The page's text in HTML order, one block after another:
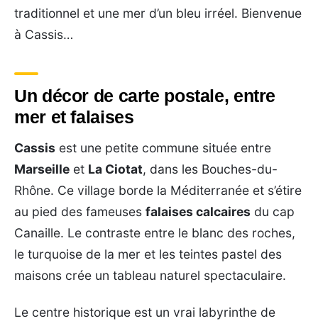
traditionnel et une mer d’un bleu irréel. Bienvenue
à Cassis…
Un décor de carte postale, entre
mer et falaises
Cassis est une petite commune située entre
Marseille et La Ciotat, dans les Bouches-du-
Rhône. Ce village borde la Méditerranée et s’étire
au pied des fameuses falaises calcaires du cap
Canaille. Le contraste entre le blanc des roches,
le turquoise de la mer et les teintes pastel des
maisons crée un tableau naturel spectaculaire.
Le centre historique est un vrai labyrinthe de